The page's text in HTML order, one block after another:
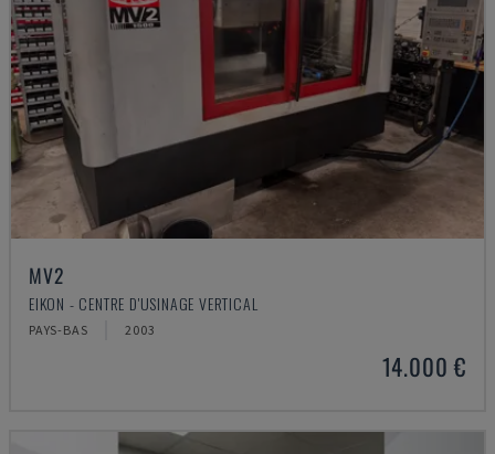
MV2
EIKON - CENTRE D'USINAGE VERTICAL
PAYS-BAS 2003
14.000 €